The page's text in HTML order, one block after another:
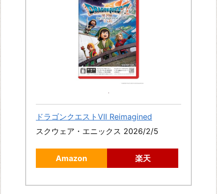
ドラゴンクエストVII Reimagined
スクウェア・エニックス 2026/2/5
Amazon 楽天